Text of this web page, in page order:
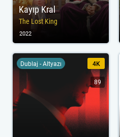
Kayıp Kral
The Lost King
2022
Dublaj - Altyazı 4K
89